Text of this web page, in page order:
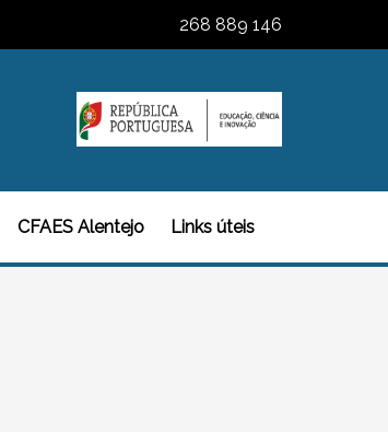
268 889 146
CFAES Alentejo Links úteis